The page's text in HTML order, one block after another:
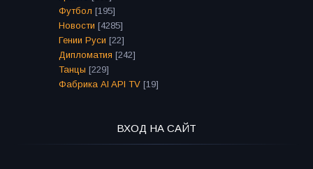
Футбол [195]
Новости [4285]
Гении Руси [22]
Дипломатия [242]
Танцы [229]
Фабрика AI API TV [19]
ВХОД НА САЙТ